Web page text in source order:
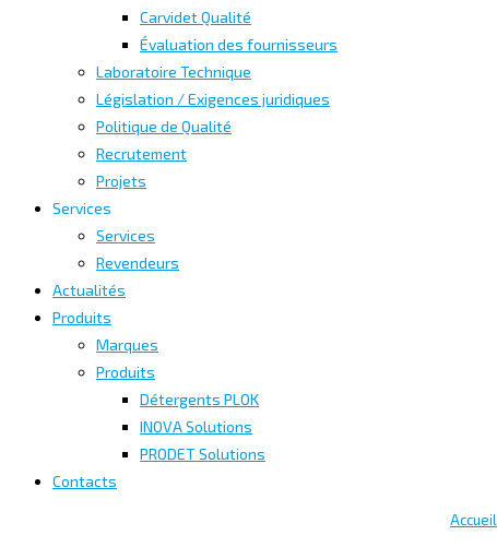
Carvidet Qualité
Évaluation des fournisseurs
Laboratoire Technique
Législation / Exigences juridiques
Politique de Qualité
Recrutement
Projets
Services
Services
Revendeurs
Actualités
Produits
Marques
Produits
Détergents PLOK
INOVA Solutions
PRODET Solutions
Contacts
Accueil